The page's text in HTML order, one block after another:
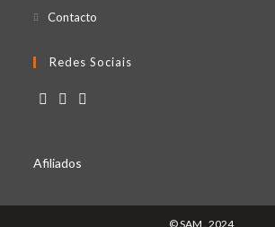
Contacto
Redes Sociais
Afiliados
© SAM . 2024